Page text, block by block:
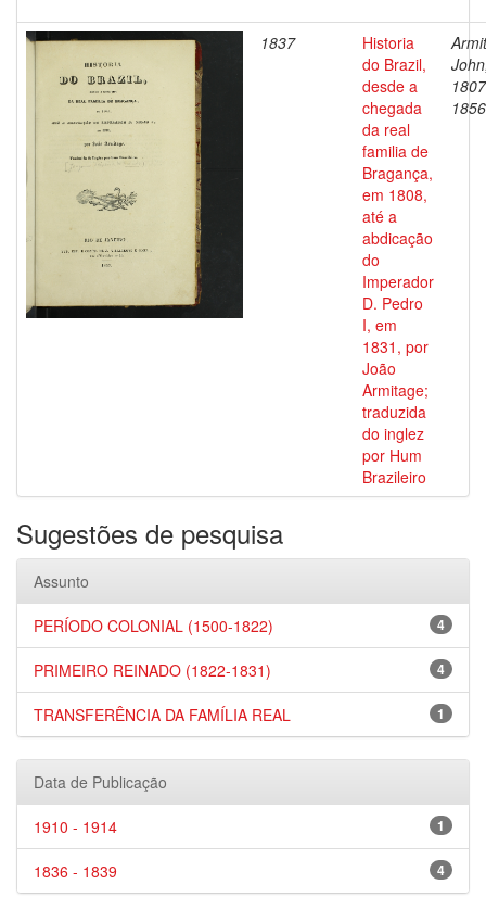
1837
Historia
do Brazil,
desde a
chegada
da real
familia de
Bragança,
em 1808,
até a
abdicação
do
Imperador
D. Pedro
I, em
1831, por
João
Armitage;
traduzida
do inglez
por Hum
Brazileiro
1856
Sugestões de pesquisa
Assunto
4
PERÍODO COLONIAL (1500-1822)
4
PRIMEIRO REINADO (1822-1831)
1
TRANSFERÊNCIA DA FAMÍLIA REAL
Data de Publicação
1
1910 - 1914
4
1836 - 1839